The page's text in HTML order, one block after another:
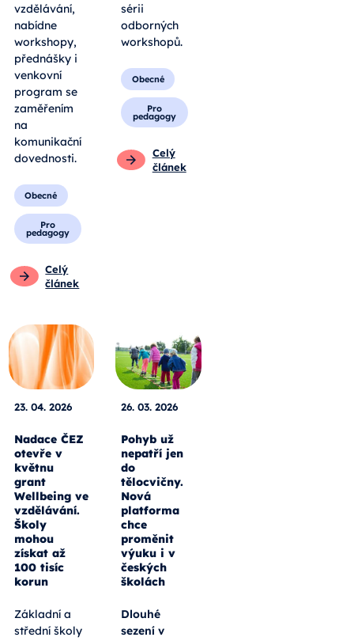
vzdělávání,
nabídne
workshopy,
přednášky i
venkovní
program se
zaměřením
na
komunikační
dovednosti.
Obecné
Pro
pedagogy
Celý
článek
sérii
odborných
workshopů.
Obecné
Pro
pedagogy
Celý
článek
23. 04. 2026
Nadace ČEZ
otevře v
květnu
grant
Wellbeing ve
vzdělávání.
Školy
mohou
získat až
100 tisíc
korun
Základní a
střední školy
26. 03. 2026
Pohyb už
nepatří jen
do
tělocvičny.
Nová
platforma
chce
proměnit
výuku i v
českých
školách
Dlouhé
sezení v